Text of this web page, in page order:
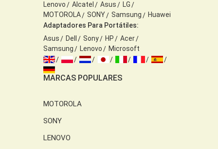
Lenovo
Alcatel Asus
LG
MOTOROLA
SONY Samsung
Huawei
Adaptadores Para Portátiles:
Asus
Dell Sony HP
Acer
Samsung
Lenovo Microsoft
MARCAS POPULARES
MOTOROLA
SONY
LENOVO